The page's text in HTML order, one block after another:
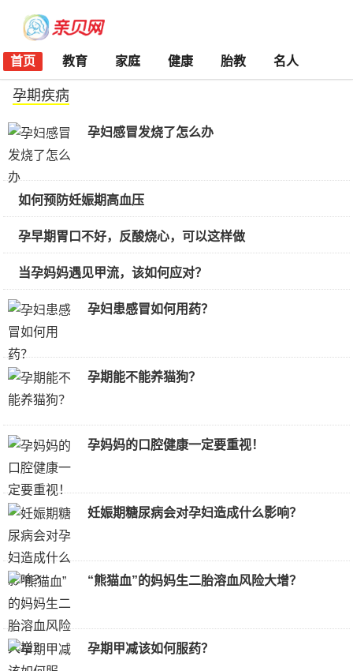
首页 教育 家庭 健康 胎教 名人
孕期疾病
孕妇感冒发烧了怎么办
如何预防妊娠期高血压
孕早期胃口不好，反酸烧心，可以这样做
当孕妈妈遇见甲流，该如何应对？
孕妇患感冒如何用药？
孕期能不能养猫狗？
孕妈妈的口腔健康一定要重视！
妊娠期糖尿病会对孕妇造成什么影响？
“熊猫血”的妈妈生二胎溶血风险大增？
孕期甲减该如何服药？